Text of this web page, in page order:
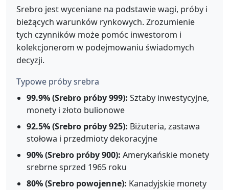
Srebro jest wyceniane na podstawie wagi, próby i
bieżących warunków rynkowych. Zrozumienie
tych czynników może pomóc inwestorom i
kolekcjonerom w podejmowaniu świadomych
decyzji.
Typowe próby srebra
99.9% (Srebro próby 999): Sztaby inwestycyjne,
monety i złoto bulionowe
92.5% (Srebro próby 925): Biżuteria, zastawa
stołowa i przedmioty dekoracyjne
90% (Srebro próby 900): Amerykańskie monety
srebrne sprzed 1965 roku
80% (Srebro powojenne): Kanadyjskie monety